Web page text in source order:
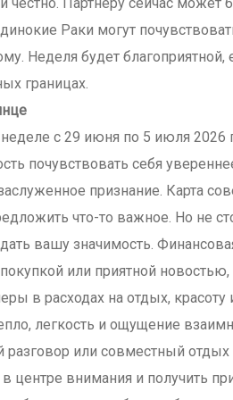
Раки могут
Неделя будет
границах.
с 29 июня по 5 июля 2026
почувствовать себя
признание. Карта
что-то важное. Но не
вашу значимость.
или приятной
в расходах на отдых,
легкость и ощущение
разговор или совместный
в центре внимания и получить